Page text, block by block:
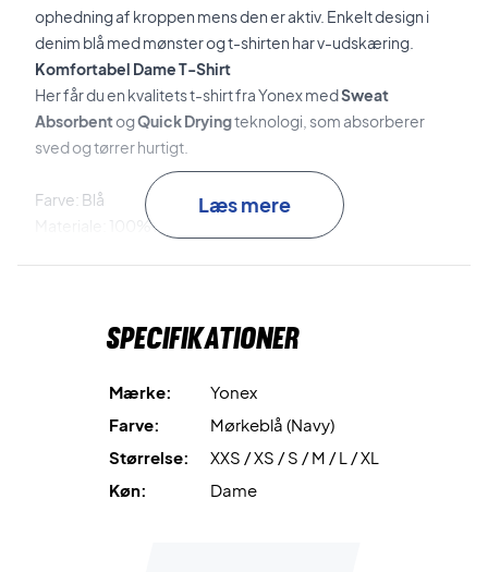
ophedning af kroppen mens den er aktiv. Enkelt design i
denim blå med mønster og t-shirten har v-udskæring.
Komfortabel Dame T-Shirt
Her får du en kvalitets t-shirt fra Yonex medSweat
AbsorbentogQuick Dryingteknologi, som absorberer
sved og tørrer hurtigt.
Farve: Blå
Materiale: 100% Polyester
Læs mere
Specifikationer
Mærke:
Yonex
Farve:
Mørkeblå (Navy)
Størrelse:
XXS / XS / S / M / L / XL
Køn:
Dame